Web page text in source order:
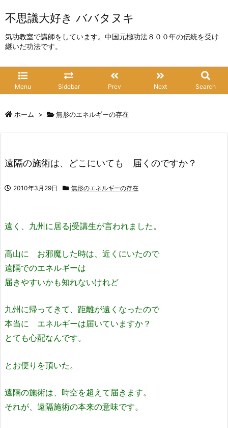
不思議大好き ババタヌキ
気功教室で講師をしています。中国元極功法８００年の伝統を受け
継いだ功法です。
Menu Sidebar Prev Next Search
ホーム > 無形のエネルギーの存在
遠隔の施術は、どこにいても 届くのですか？
2010年3月29日 無形のエネルギーの存在
遠く、九州に居るj受講生が言われました。
高山に お邪魔した時は、近くにいたので
遠隔でのエネルギーは
届きやすいかも知れないけれど
九州に帰ってきて、距離が遠くなったので
本当に エネルギーは届いていますか？
とても心配なんです。
とお便りを頂いた。
遠隔の施術は、時空を超えて届きます。
それが、遠隔施術の本来の意味です。